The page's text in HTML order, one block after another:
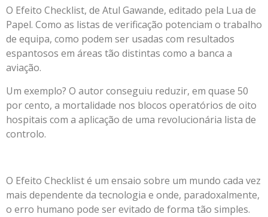
O Efeito Checklist, de Atul Gawande, editado pela Lua de
Papel. Como as listas de verificação potenciam o trabalho
de equipa, como podem ser usadas com resultados
espantosos em áreas tão distintas como a banca a
aviação.
Um exemplo? O autor conseguiu reduzir, em quase 50
por cento, a mortalidade nos blocos operatórios de oito
hospitais com a aplicação de uma revolucionária lista de
controlo.
O Efeito Checklist é um ensaio sobre um mundo cada vez
mais dependente da tecnologia e onde, paradoxalmente,
o erro humano pode ser evitado de forma tão simples.